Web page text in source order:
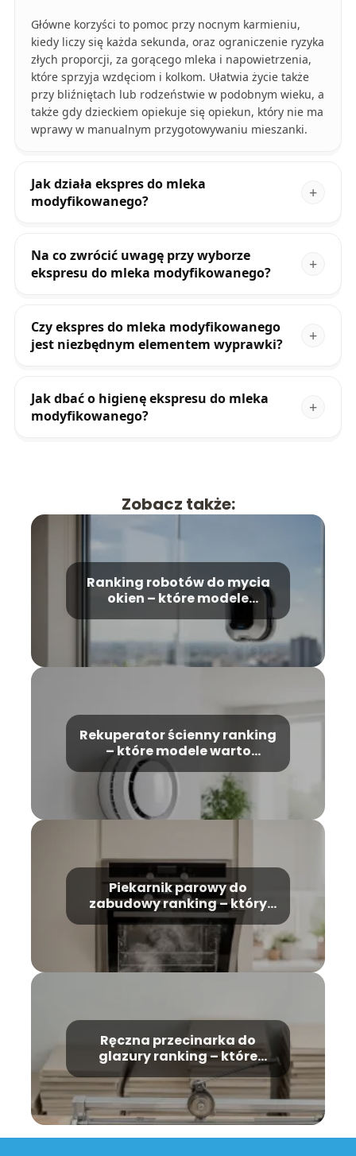
Główne korzyści to pomoc przy nocnym karmieniu,
kiedy liczy się każda sekunda, oraz ograniczenie ryzyka
złych proporcji, za gorącego mleka i napowietrzenia,
które sprzyja wzdęciom i kolkom. Ułatwia życie także
przy bliźniętach lub rodzeństwie w podobnym wieku, a
także gdy dzieckiem opiekuje się opiekun, który nie ma
wprawy w manualnym przygotowywaniu mieszanki.
Jak działa ekspres do mleka
modyfikowanego?
Na co zwrócić uwagę przy wyborze
ekspresu do mleka modyfikowanego?
Czy ekspres do mleka modyfikowanego
jest niezbędnym elementem wyprawki?
Jak dbać o higienę ekspresu do mleka
modyfikowanego?
Zobacz także:
Ranking robotów do mycia
okien – które modele
Rekuperator ścienny ranking
– które modele warto
wybrać?
Piekarnik parowy do
zabudowy ranking – który
model wybrać?
Ręczna przecinarka do
glazury ranking – które
modele warto kupić?